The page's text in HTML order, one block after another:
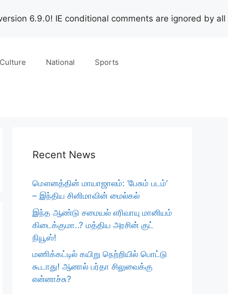
6.9.0! IE conditional comments are ignored by all
Culture National Sports
Recent News
மௌனத்தின் மாயாஜாலம்: ‘பேசும் படம்’
– இந்திய சினிமாவின் மைல்கல்
இந்த ஆண்டு சமையல் எரிவாயு மானியம்
கிடைக்குமா..? மத்திய அரசின் குட்
நியூஸ்!
மணிக்கட்டில் கயிறு நெற்றியில் பொட்டு
கூடாது! ஆனால் பர்தா சிலுவைக்கு
என்னாச்சு?